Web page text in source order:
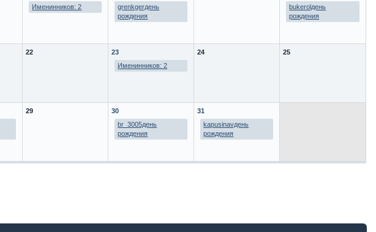
Именинников: 2
grenkgerдень
рождения
bukerolдень
рождения
22
23
Именинников: 2
24 25
29
30
br_3005день
рождения
31
kapusinavдень
рождения